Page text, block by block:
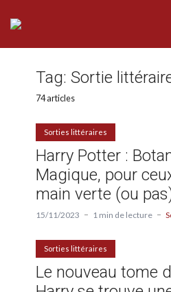
Tag: Sortie
74 articles
Sorties littéraires
Harry Potter :
Magique, pour
main verte (ou
15/11/2023 1 min de lecture
Sorties littéraires
Le nouveau tome